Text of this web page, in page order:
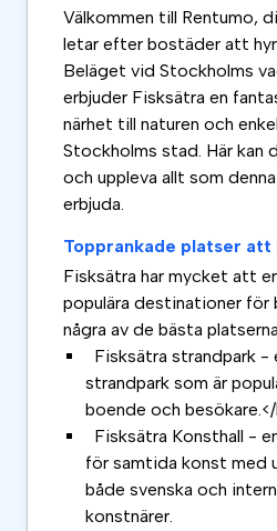
Välkommen till Rentumo,
letar efter bostäder att
Beläget vid Stockholms
erbjuder Fisksätra en
närhet till naturen och
Stockholms stad. Här kan
och uppleva allt som
erbjuda.
Topprankade platser att
Fisksätra har mycket att
populära destinationer för
några av de bästa
Fisksätra strandpark -
strandpark som är
boende och besökare.</
Fisksätra Konsthall -
för samtida konst med
både svenska och
konstnärer.